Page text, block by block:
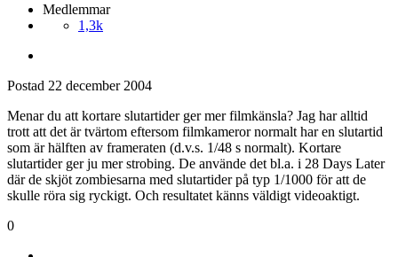
Medlemmar
1,3k
Postad 22 december 2004
Menar du att kortare slutartider ger mer filmkänsla? Jag har alltid
trott att det är tvärtom eftersom filmkameror normalt har en slutartid
som är hälften av frameraten (d.v.s. 1/48 s normalt). Kortare
slutartider ger ju mer strobing. De använde det bl.a. i 28 Days Later
där de skjöt zombiesarna med slutartider på typ 1/1000 för att de
skulle röra sig ryckigt. Och resultatet känns väldigt videoaktigt.
0